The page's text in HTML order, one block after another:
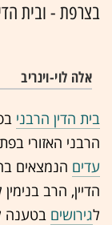
בצרפת - ובית
אלה לוי-וינריב
בית הדין הרבני
הרבני האזורי
עדים הנמצאים
הדיין, הרב
לגירושים